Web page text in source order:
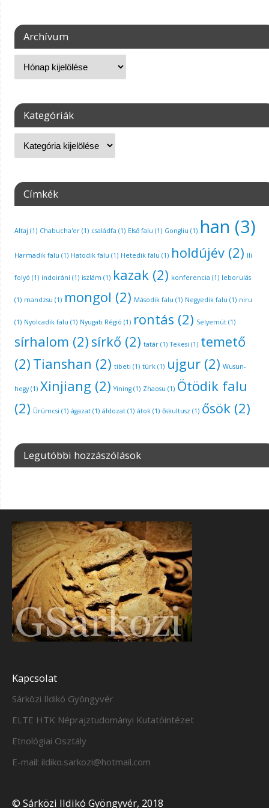
Archívum
Kategóriák
Címkék
Altaj (1) Chabucha'er(1) családfa (1) Első falu (1) Gongliu (1) han (3)
Harmadik falu (1) Hatodik falu (1) Hetedik falu (1) holdújév(2) Ili
folyó (1) indoiráni (1) iszlám (1) kazak(2) konferencia (1) leborulás
(1) mandzsu (1) mongol (2) Második falu (1) Negyedik falu (1) niru
(1) Nyolcadik falu (1) Nyugati Régió (1) rontás (2) Selyemút(1)
sírhalom (2) sírkő (2) tatár(1) Tekesi (1) temető
(2) Tianshan (2) tibeti (1) türk(1) ujgur(2) Wusun-
hegy(1) Xinjiang (2) Yining(1) Zhaosu (1) Ötödik falu
(2) Ürümcsi (1) ágazat(1) áldozat(1) átok(1) őskultusz (1) ősök(2)
Legutóbbi hozzászólások
Kapcsolat
Sárközi Ildikó Gyöngyvér
ELTE HTK Néprajztudományi Kutatóintézet
Etnológiai Osztály
E-mail: ildiko.sarkozi@hotmail.com
© Sárközi Ildikó Gyöngyvér, 2018